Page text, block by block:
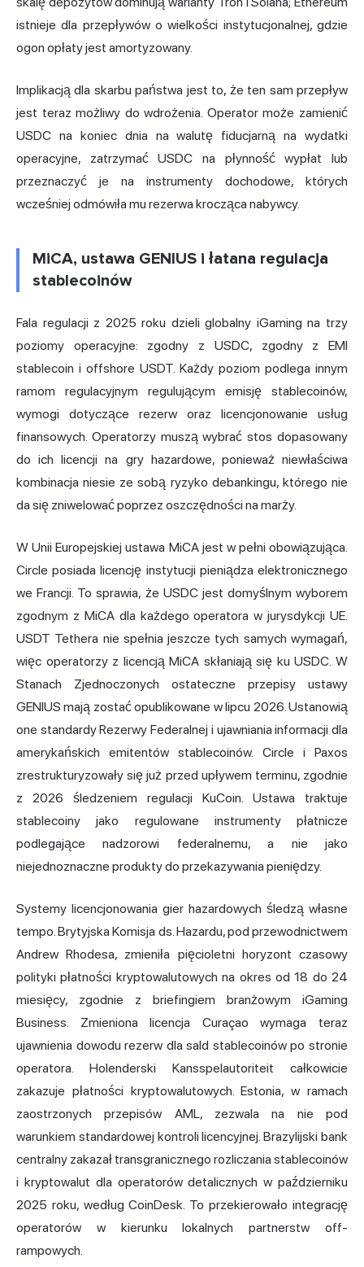
istnieje dla przepływów o wielkości instytucjonalnej, gdzie
ogon opłaty jest amortyzowany.
Implikacją dla skarbu państwa jest to, że ten sam przepływ
jest teraz możliwy do wdrożenia. Operator może zamienić
USDC na koniec dnia na walutę fiducjarną na wydatki
operacyjne, zatrzymać USDC na płynność wypłat lub
przeznaczyć je na instrumenty dochodowe, których
wcześniej odmówiła mu rezerwa krocząca nabywcy.
MiCA, ustawa GENIUS i łatana regulacja
stablecoinów
Fala regulacji z 2025 roku dzieli globalny iGaming na trzy
poziomy operacyjne: zgodny z USDC, zgodny z EMI
stablecoin i offshore USDT. Każdy poziom podlega innym
ramom regulacyjnym regulującym emisję stablecoinów,
wymogi dotyczące rezerw oraz licencjonowanie usług
finansowych. Operatorzy muszą wybrać stos dopasowany
do ich licencji na gry hazardowe, ponieważ niewłaściwa
kombinacja niesie ze sobą ryzyko debankingu, którego nie
da się zniwelować poprzez oszczędności na marży.
W Unii Europejskiej ustawa MiCA jest w pełni obowiązująca.
Circle posiada licencję instytucji pieniądza elektronicznego
we Francji. To sprawia, że USDC jest domyślnym wyborem
zgodnym z MiCA dla każdego operatora w jurysdykcji UE.
USDT Tethera nie spełnia jeszcze tych samych wymagań,
więc operatorzy z licencją MiCA skłaniają się ku USDC. W
Stanach Zjednoczonych ostateczne przepisy ustawy
GENIUS mają zostać opublikowane w lipcu 2026. Ustanowią
one standardy Rezerwy Federalnej i ujawniania informacji dla
amerykańskich emitentów stablecoinów. Circle i Paxos
zrestrukturyzowały się już przed upływem terminu, zgodnie
z 2026 śledzeniem regulacji KuCoin. Ustawa traktuje
stablecoiny jako regulowane instrumenty płatnicze
podlegające nadzorowi federalnemu, a nie jako
niejednoznaczne produkty do przekazywania pieniędzy.
Systemy licencjonowania gier hazardowych śledzą własne
tempo. Brytyjska Komisja ds. Hazardu, pod przewodnictwem
Andrew Rhodesa, zmieniła pięcioletni horyzont czasowy
politykipłatności kryptowalutowych na okres od 18 do 24
miesięcy, zgodnie z briefingiem branżowym iGaming
Business. Zmieniona licencja Curaçao wymaga teraz
ujawnienia dowodu rezerw dla sald stablecoinów po stronie
operatora. Holenderski Kansspelautoriteit całkowicie
zakazuje płatności kryptowalutowych. Estonia, w ramach
zaostrzonych przepisów AML, zezwala na nie pod
warunkiem standardowej kontroli licencyjnej. Brazylijski bank
centralny zakazał transgranicznego rozliczania stablecoinów
i kryptowalut dla operatorów detalicznych w październiku
2025 roku, według CoinDesk. To przekierowało integrację
operatorów w kierunku lokalnych partnerstw off-
rampowych.